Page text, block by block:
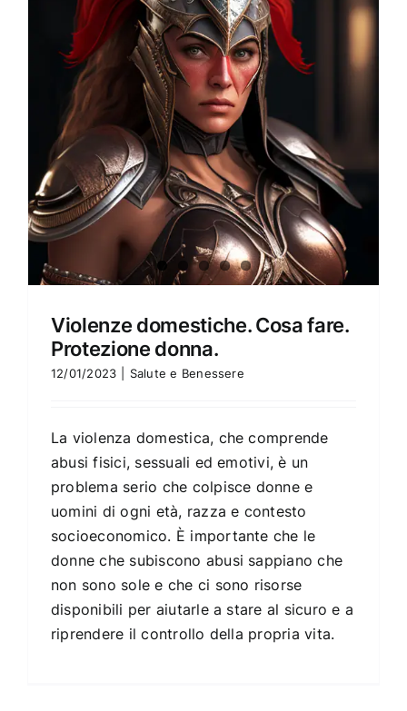
Amore e amare
Cucinare in modo sano
Verde e Sostenibilità
Articoli
Ciao sono Virginia
Contattami
Violenze domestiche. Cosa fare.
Protezione donna.
12/01/2023 Salute e Benessere
La violenza domestica, che comprende
abusi fisici, sessuali ed emotivi, è un
problema serio che colpisce donne e
uomini di ogni età, razza e contesto
socioeconomico. È importante che le
donne che subiscono abusi sappiano che
non sono sole e che ci sono risorse
disponibili per aiutarle a stare al sicuro e a
riprendere il controllo della propria vita.